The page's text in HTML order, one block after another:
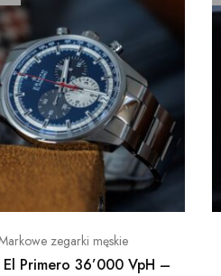
zegarki męskie
Primero 36’000 VpH –